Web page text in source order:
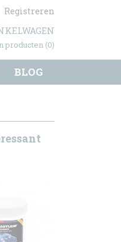
Registreren
producten (0)
BLOG